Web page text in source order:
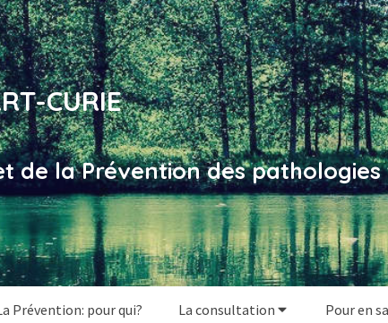
CURIE
de la Prévention des
Prévention: pour qui? La consultation Pour en